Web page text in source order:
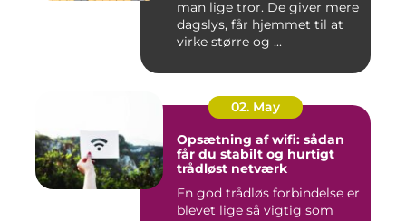
man lige tror. De giver mere
dagslys, får hjemmet til at
virke større og ...
02. May
Opsætning af wifi: sådan
får du stabilt og hurtigt
trådløst netværk
En god trådløs forbindelse er
blevet lige så vigtig som